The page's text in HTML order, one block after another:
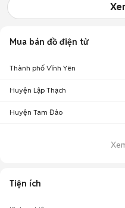
Mua bán đồ điện tử
Thành phố Vĩnh Yên
Huyện Lập Thạch
Huyện Tam Đảo
Tiện ích